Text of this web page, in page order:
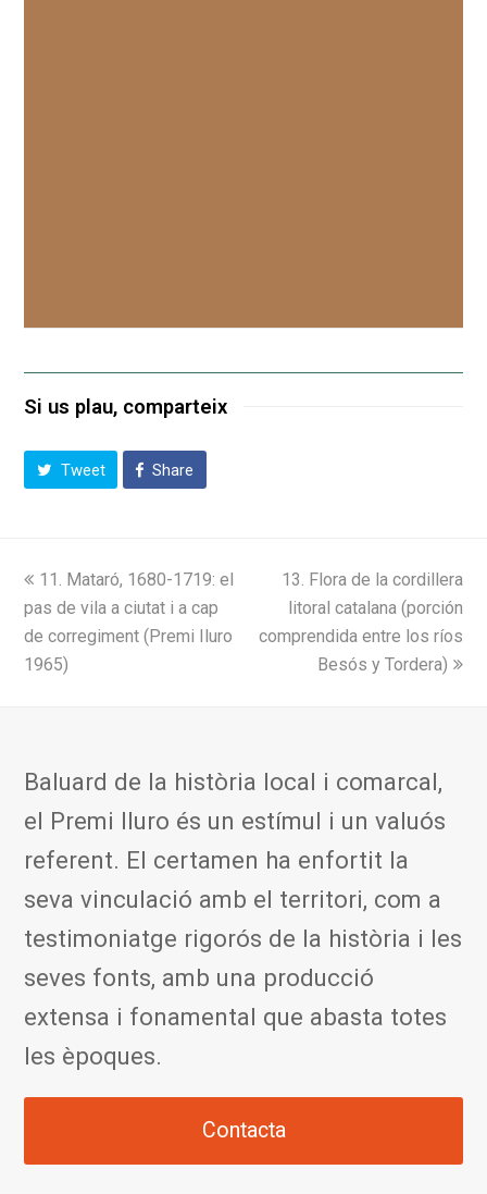
Si us plau, comparteix
Tweet Share
previous
post:
11. Mataró, 1680-1719: el
pas de vila a ciutat i a cap
de corregiment (Premi Iluro
1965)
next
post:
13. Flora de la cordillera
litoral catalana (porción
comprendida entre los ríos
Besós y Tordera)
Baluard de la història local i comarcal,
el Premi Iluro és un estímul i un valuós
referent. El certamen ha enfortit la
seva vinculació amb el territori, com a
testimoniatge rigorós de la història i les
seves fonts, amb una producció
extensa i fonamental que abasta totes
les èpoques.
Contacta